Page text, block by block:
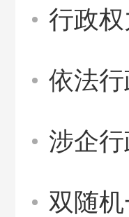
行政权
依法行
涉企
双随